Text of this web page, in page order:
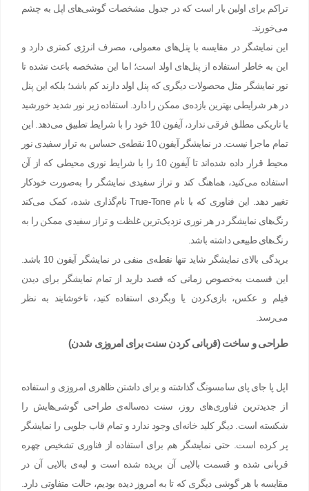
تراکم برای اولین بار است که در جدول مشخصات گوشی‌های اپل به چشم
می‌خورند.
این نمایشگر در مقایسه با پنل‌های معمولی، مصرف انرژی کمتری دارد و
این به خاطر استفاده از پنل‌های اولد است؛ اما این مشخصه باعث نشده تا
نور نمایشگر مثل محصولات دیگری که پنل اولد دارند کم باشد؛ بلکه این پنل
در هر شرایطی بهترین بازده‌ی ممکن را دارد. استفاده زیر نور شدید خورشید
یا تاریکی مطلق فرقی ندارد، آیفون 10 خود را با شرایط تطبیق می‌دهد. این
تمام ماجرا نیست. در نمایشگر آیفون 10 نقطه‌ی حساس به تراز سفیدی نور
محیط قرار داده ‌شده‌اند تا آیفون 10 را با شرایط نوری محیطی که از آن
استفاده می‌کنید، هماهنگ کند و تراز سفیدی نمایشگر را به‌صورت خودکار
تغییر دهد. این فناوری که با نام True-Tone نام‌گذاری شده، کمک می‌کند
رنگ‌های نمایشگر در هر نوری نزدیک‌ترین غلظت و تراز سفیدی ممکن را به
رنگ‌های طبیعی داشته باشد.
بریدگی بالای نمایشگر شاید تنها نقطه‌ی منفی در نمایشگر آیفون 10 باشد.
این قسمت به‌خصوص زمانی که قصد دارید از تمام نمایشگر برای دیدن
فیلم و عکس، بازی‌کردن یا وبگردی استفاده کنید، ناخوشایند به نظر
می‌رسد.
طراحی و ساخت (قربانی کردن سنت برای امروزی شدن)
اپل پا جای پای سامسونگ گذاشته و برای داشتن ظاهری امروزی و استفاده
از جدیدترین فناوری‌های روز، سنت ده‌ساله‌ی طراحی گوشی‌هایش را
شکسته است. دیگر کلید خانه‌ای وجود ندارد و تمام قاب جلویی را نمایشگر
پر کرده است. حتی نمایشگر هم برای استفاده از فناوری تشخیص چهره
قربانی شده و قسمت بالایی آن بریده ‌شده است و لبه‌ی بالایی آن در
مقایسه با هر گوشی دیگری که تا به امروز دیده بودیم، حالت متفاوتی دارد.